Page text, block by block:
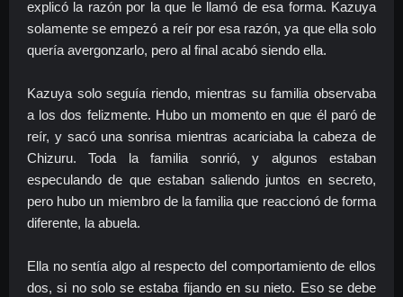
explicó la razón por la que le llamó de esa forma. Kazuya
solamente se empezó a reír por esa razón, ya que ella solo
quería avergonzarlo, pero al final acabó siendo ella.
Kazuya solo seguía riendo, mientras su familia observaba
a los dos felizmente. Hubo un momento en que él paró de
reír, y sacó una sonrisa mientras acariciaba la cabeza de
Chizuru. Toda la familia sonrió, y algunos estaban
especulando de que estaban saliendo juntos en secreto,
pero hubo un miembro de la familia que reaccionó de forma
diferente, la abuela.
Ella no sentía algo al respecto del comportamiento de ellos
dos, si no solo se estaba fijando en su nieto. Eso se debe